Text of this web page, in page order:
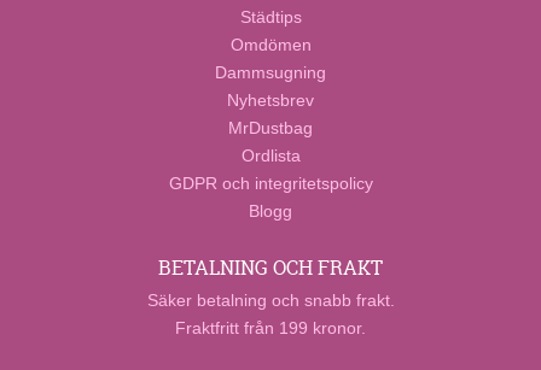
Städtips
Omdömen
Dammsugning
Nyhetsbrev
MrDustbag
Ordlista
GDPR och integritetspolicy
Blogg
BETALNING OCH FRAKT
Säker betalning och snabb frakt.
Fraktfritt från 199 kronor.